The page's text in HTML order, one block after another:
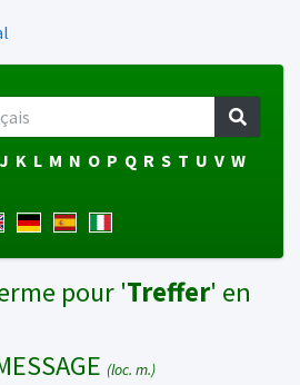
J K L M N O P Q R S T U V W
pour 'Treffer' en
(loc. m.)